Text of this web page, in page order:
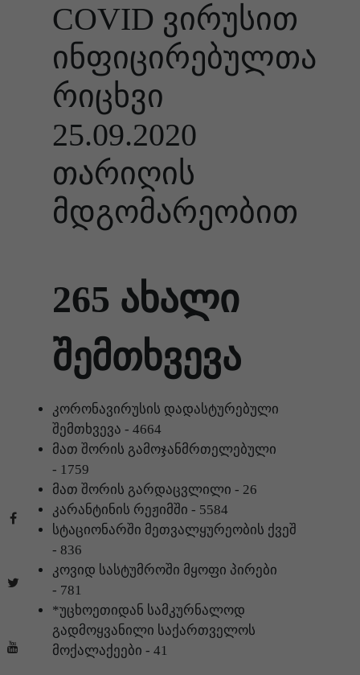
COVID ვირუსით
ინფიცირებულთა
რიცხვი
25.09.2020
თარიღის
მდგომარეობით
265 ახალი
შემთხვევა
კორონავირუსის დადასტურებული
შემთხვევა - 4664
მათ შორის გამოჯანმრთელებული
- 1759
მათ შორის გარდაცვლილი - 26
კარანტინის რეჟიმში - 5584
სტაციონარში მეთვალყურეობის ქვეშ
- 836
კოვიდ სასტუმროში მყოფი პირები
- 781
*უცხოეთიდან სამკურნალოდ
გადმოყვანილი საქართველოს
მოქალაქეები - 41